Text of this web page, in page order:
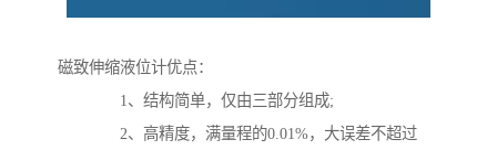
磁致伸缩液位计优点：
1、结构简单，仅由三部分组成;
2、高精度，满量程的0.01%，大误差不超过